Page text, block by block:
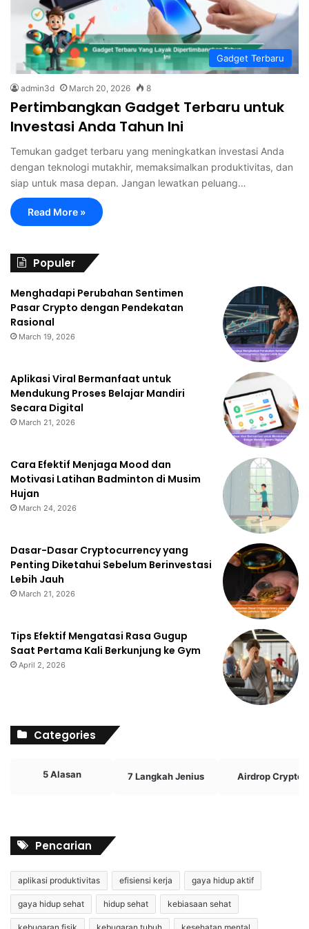
Gadget Terbaru
admin3d March 20, 2026 8
Pertimbangkan Gadget Terbaru untuk
Investasi Anda Tahun Ini
Temukan gadget terbaru yang meningkatkan investasi Anda
dengan teknologi mutakhir, memaksimalkan produktivitas, dan
siap untuk masa depan. Jangan lewatkan peluang…
Read More »
Populer
Menghadapi Perubahan Sentimen
Pasar Crypto dengan Pendekatan
Rasional
March 19, 2026
Aplikasi Viral Bermanfaat untuk
Mendukung Proses Belajar Mandiri
Secara Digital
March 21, 2026
Cara Efektif Menjaga Mood dan
Motivasi Latihan Badminton di Musim
Hujan
March 24, 2026
Dasar-Dasar Cryptocurrency yang
Penting Diketahui Sebelum Berinvestasi
Lebih Jauh
March 21, 2026
Tips Efektif Mengatasi Rasa Gugup
Saat Pertama Kali Berkunjung ke Gym
April 2, 2026
Categories
5 Alasan 7 Langkah Jenius Airdrop Crypto
Pencarian
aplikasi produktivitas efisiensi kerja gaya hidup aktif
gaya hidup sehat hidup sehat kebiasaan sehat